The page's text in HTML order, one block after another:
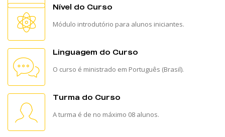
Nível do Curso
Módulo introdutório para alunos iniciantes.
Linguagem do Curso
O curso é ministrado em Português (Brasil).
Turma do Curso
A turma é de no máximo 08 alunos.